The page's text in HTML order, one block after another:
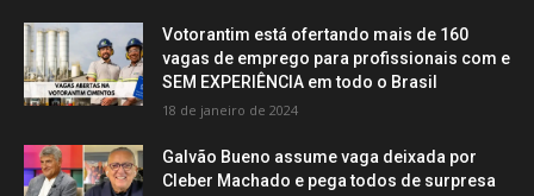
Votorantim está ofertando mais de 160
vagas de emprego para profissionais com e
SEM EXPERIÊNCIA em todo o Brasil
18 de janeiro de 2024
Galvão Bueno assume vaga deixada por
Cleber Machado e pega todos de surpresa